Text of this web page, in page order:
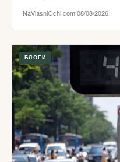
NaVlasniOchi.com08/08/2026
БЛОГИ